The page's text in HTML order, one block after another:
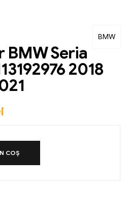
BMW
BMW Seria
2018
COȘ